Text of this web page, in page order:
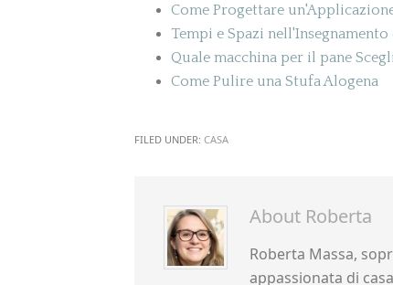
Come Progettare
Tempi e Spazi
Quale macchina per il pane
Come Pulire una Stufa Alogena
FILED UNDER: CASA
About Roberta
Roberta Massa,
appassionata di